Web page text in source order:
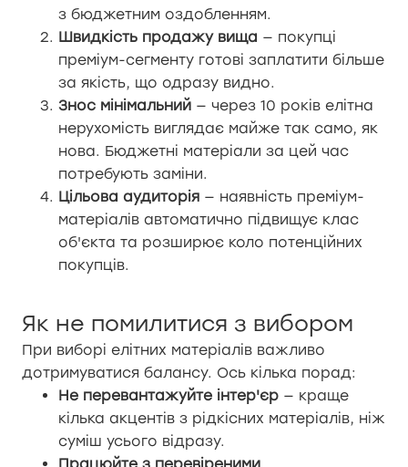
з бюджетним оздобленням.
Швидкість продажу вища — покупці
преміум-сегменту готові заплатити більше
за якість, що одразу видно.
Знос мінімальний— через 10 років елітна
нерухомість виглядає майже так само, як
нова. Бюджетні матеріали за цей час
потребують заміни.
Цільова аудиторія— наявність преміум-
матеріалів автоматично підвищує клас
об'єкта та розширює коло потенційних
покупців.
Як не помилитися з вибором
При виборі елітних матеріалів важливо
дотримуватися балансу. Ось кілька порад:
Не перевантажуйте інтер'єр— краще
кілька акцентів з рідкісних матеріалів, ніж
суміш усього відразу.